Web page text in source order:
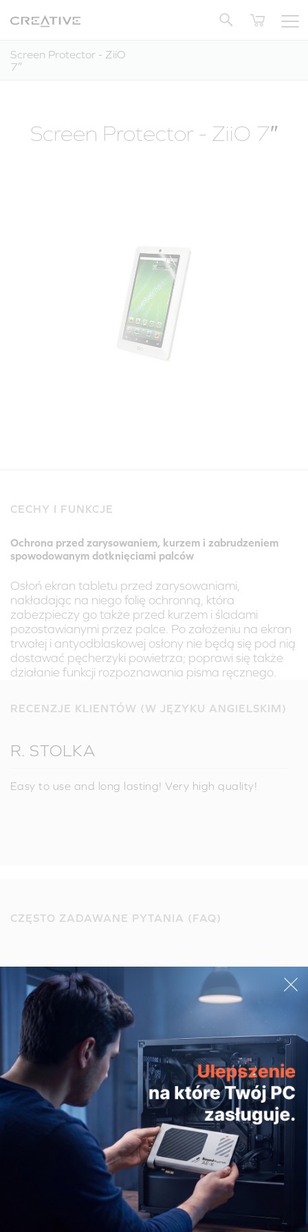
Screen Protector - ZiiO
7″
Powrót do góry
Screen Protector - ZiiO 7″
CECHY I FUNKCJE
Ochrona przed zarysowaniem, kurzem i zabrudzeniem
spowodowanym dotknięciami palców
Osłoń ekran tabletu przed zarysowaniami,
nakładając na niego folię ochronną, która
zabezpieczy go także przed kurzem i śladami
pozostawianymi przez palce. Po założeniu na ekran
trwałej i antyodblaskowej osłony nie będą się pod nią
dostawać pęcherzyki powietrza; poprawi się także
działanie funkcji rozpoznawania pisma ręcznego.
RECENZJE KLIENTÓW (W JĘZYKU ANGIELSKIM)
R. STOLKA
Easy to use and long lasting! Very high quality!
CZĘSTO ZADAWANE PYTANIA (FAQ)
Zadaj pytanie
Adres e-mail